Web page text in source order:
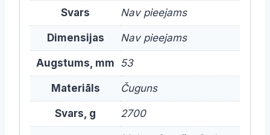
Svars Nav pieejams
Dimensijas Nav pieejams
Augstums, mm 53
Materiāls Čuguns
Svars, g 2700